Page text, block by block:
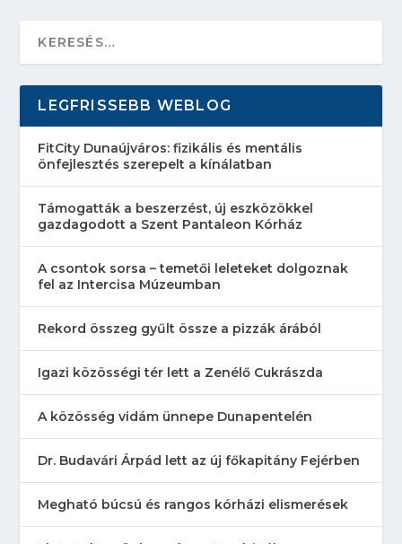
LEGFRISSEBB WEBLOG
FitCity Dunaújváros: fizikális és mentális
önfejlesztés szerepelt a kínálatban
Támogatták a beszerzést, új eszközökkel
gazdagodott a Szent Pantaleon Kórház
A csontok sorsa – temetői leleteket dolgoznak
fel az Intercisa Múzeumban
Rekord összeg gyűlt össze a pizzák árából
Igazi közösségi tér lett a Zenélő Cukrászda
A közösség vidám ünnepe Dunapentelén
Dr. Budavári Árpád lett az új főkapitány Fejérben
Megható búcsú és rangos kórházi elismerések